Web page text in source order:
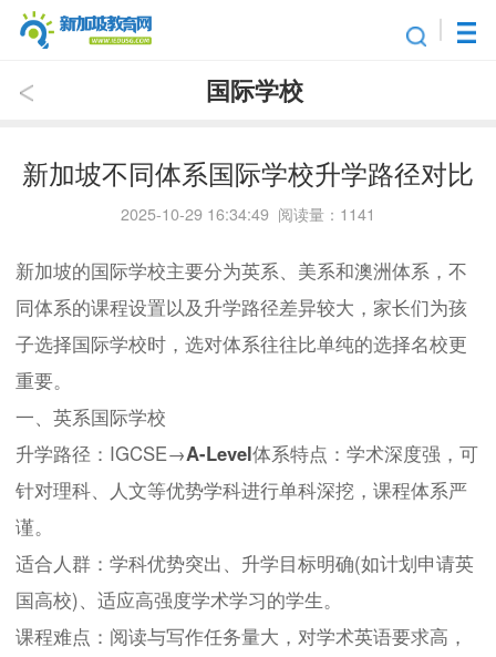
国际学校
新加坡不同体系国际学校升学路径对比
2025-10-29 16:34:49 阅读量：1141
新加坡的国际学校主要分为英系、美系和澳洲体系，不
同体系的课程设置以及升学路径差异较大，家长们为孩
子选择国际学校时，选对体系往往比单纯的选择名校更
重要。
一、英系国际学校
升学路径：IGCSE→A-Level体系特点：学术深度强，可
针对理科、人文等优势学科进行单科深挖，课程体系严
谨。
适合人群：学科优势突出、升学目标明确(如计划申请英
国高校)、适应高强度学术学习的学生。
课程难点：阅读与写作任务量大，对学术英语要求高，